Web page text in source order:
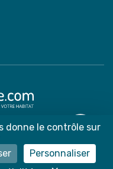
donne le contrôle sur
Personnaliser
44 75 54
et de 13h30 à 18h